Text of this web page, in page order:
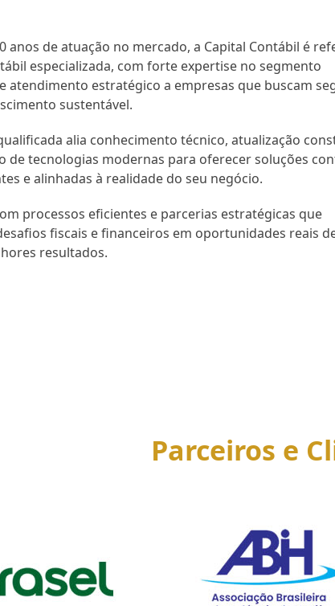
anos de atuação no mercado, a Capital Contábil é
especializada, com forte expertise no segmento
atendimento estratégico a empresas que buscam
sustentável.
alia conhecimento técnico, atualização
de tecnologias modernas para oferecer soluções
e alinhadas à realidade do seu negócio.
processos eficientes e parcerias estratégicas que
fiscais e financeiros em oportunidades reais
resultados.
Parceiros e